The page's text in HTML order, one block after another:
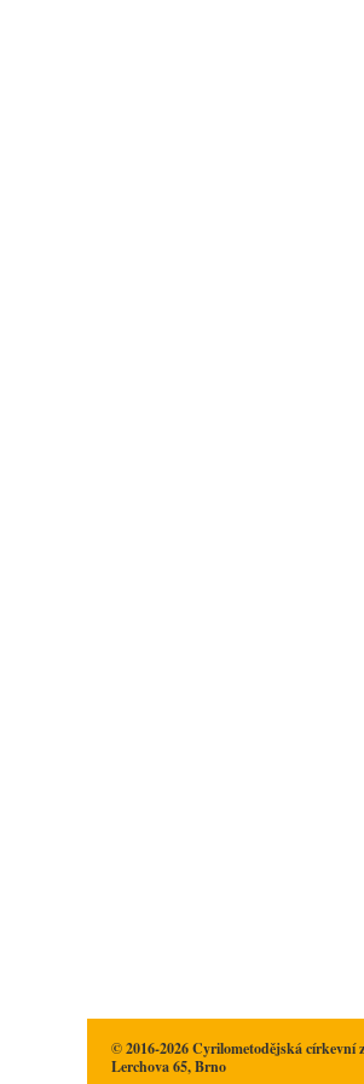
© 2016-2026 Cyrilometodějská církevní
Lerchova 65, Brno